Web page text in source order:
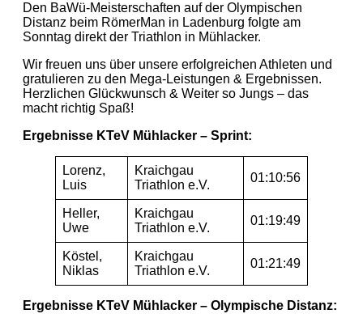
Den BaWü-Meisterschaften auf der Olympischen
Distanz beim RömerMan in Ladenburg folgte am
Sonntag direkt der Triathlon in Mühlacker.
Wir freuen uns über unsere erfolgreichen Athleten und
gratulieren zu den Mega-Leistungen & Ergebnissen.
Herzlichen Glückwunsch & Weiter so Jungs – das
macht richtig Spaß!
Ergebnisse KTeV Mühlacker – Sprint:
Lorenz,
Luis
Kraichgau
Triathlon e.V.
01:10:56
Heller,
Uwe
Kraichgau
Triathlon e.V.
01:19:49
Köstel,
Niklas
Kraichgau
Triathlon e.V.
01:21:49
Ergebnisse KTeV Mühlacker – Olympische Distanz: